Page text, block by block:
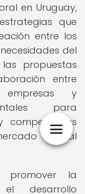
en Uruguay,
que
entre los
del
propuestas
entre
empresas y
para
competencias
laboral
promover la
desarrollo